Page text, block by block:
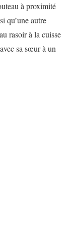
à proximité
qu’une autre
rasoir à la cuisse
sa sœur à un